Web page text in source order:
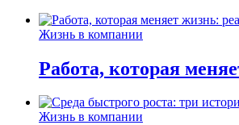
Жизнь в компании
Работа, которая
Жизнь в компании